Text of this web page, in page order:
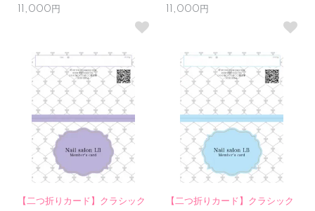
11,000円
11,000円
【二つ折りカード】クラシック
【二つ折りカード】クラシック